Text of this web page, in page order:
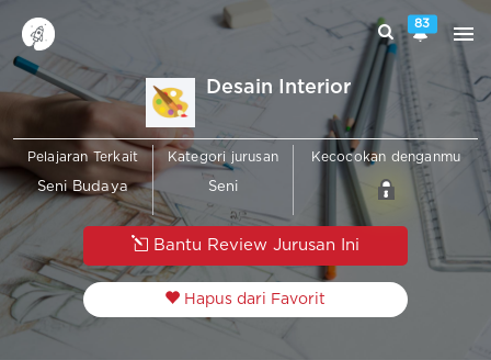
83
Desain Interior
Pelajaran Terkait
Seni Budaya
Kategori jurusan
Seni
Kecocokan denganmu
Bantu Review Jurusan Ini
Hapus dari Favorit